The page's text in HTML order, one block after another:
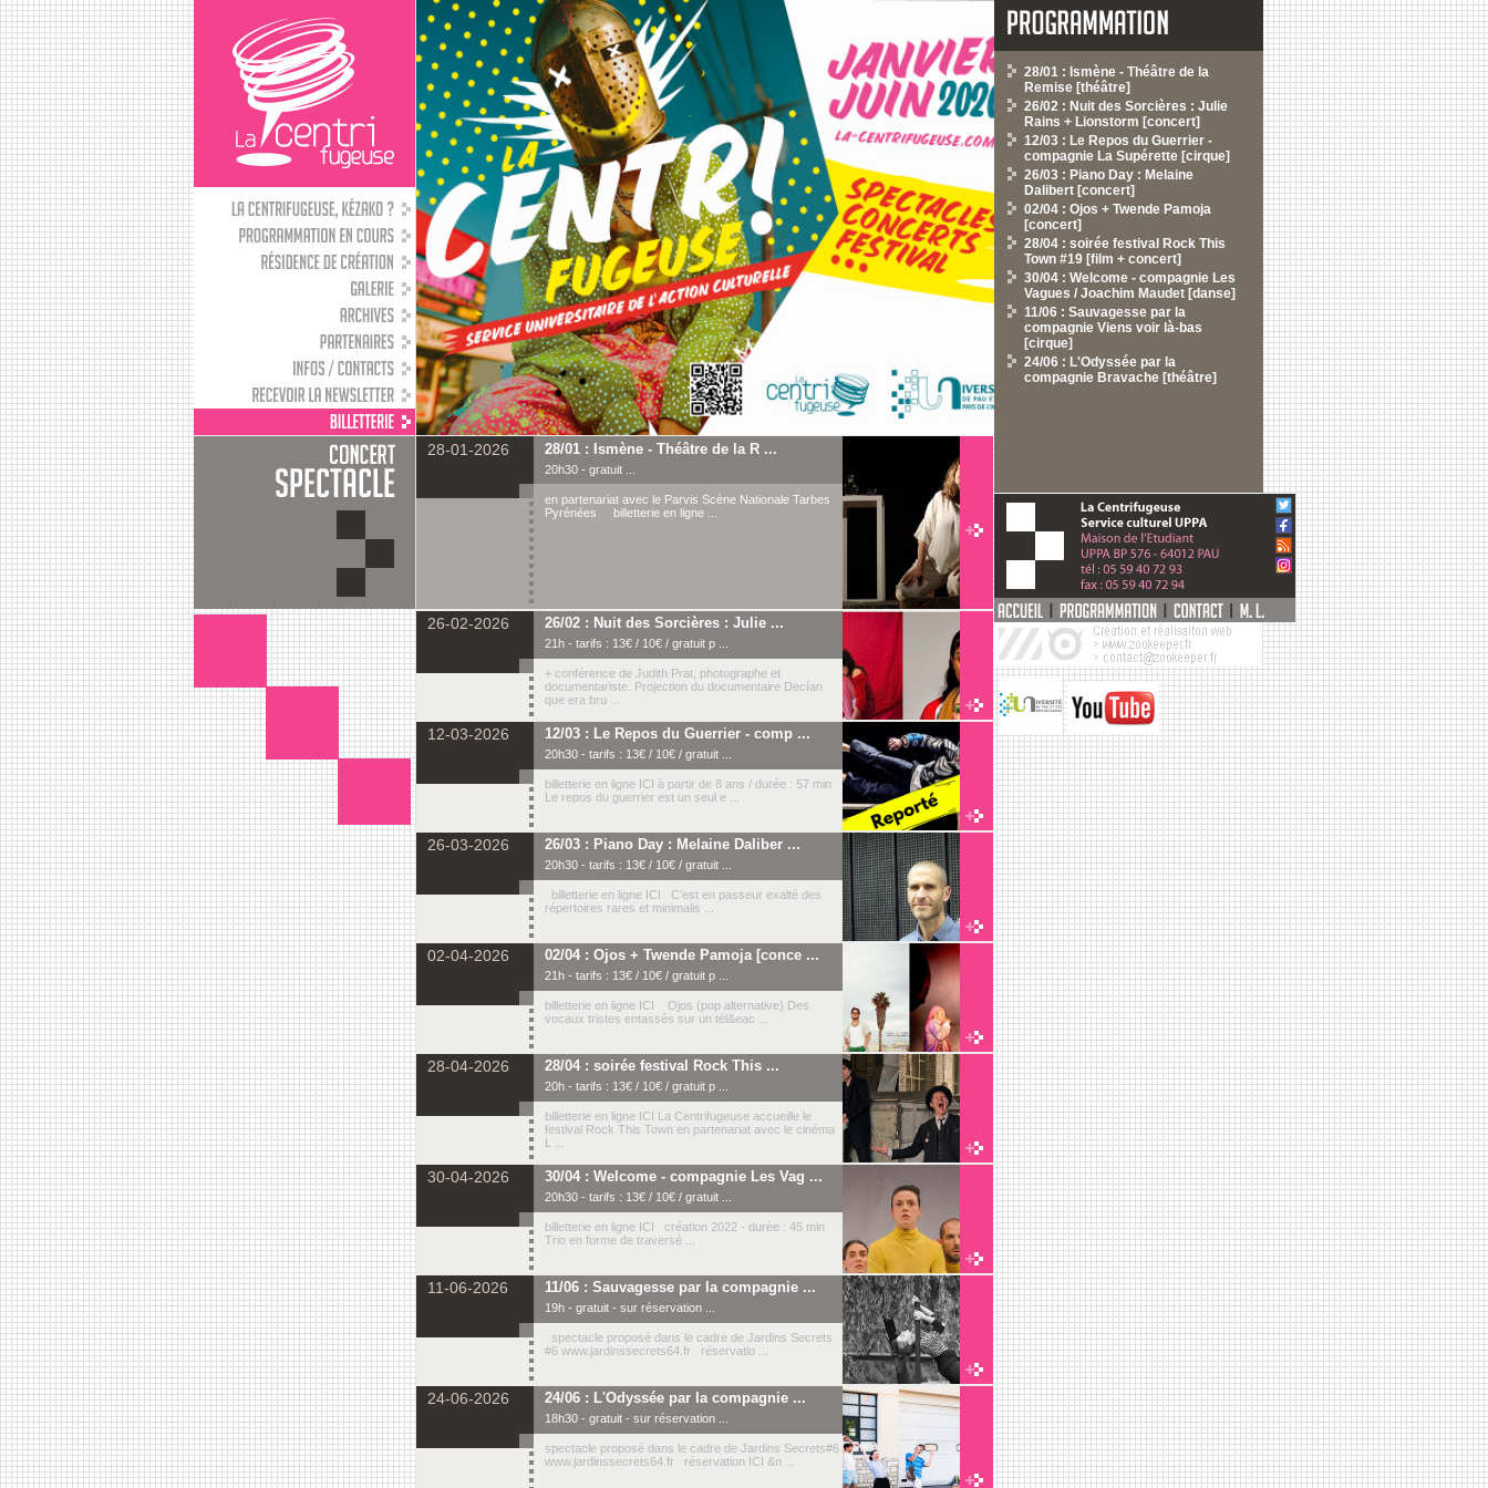
28-01-2026 28/01 : Ismène - Théâtre de la R ...
20h30 - gratuit ...
en partenariat avec le Parvis Scène Nationale Tarbes
Pyrénées billetterie en ligne ...
26-02-2026 26/02 : Nuit des Sorcières : Julie ...
21h - tarifs : 13€ / 10€ / gratuit p ...
+ conférence de Judith Prat, photographe et
documentariste. Projection du documentaire Decían
que era bru ...
12-03-2026 12/03 : Le Repos du Guerrier - comp ...
20h30 - tarifs : 13€ / 10€ / gratuit ...
billetterie en ligne ICI à partir de 8 ans / durée : 57 min
Le repos du guerrier est un seul e ...
26-03-2026 26/03 : Piano Day : Melaine Daliber ...
20h30 - tarifs : 13€ / 10€ / gratuit ...
billetterie en ligne ICI C’est en passeur exalté des
répertoires rares et minimalis ...
02-04-2026 02/04 : Ojos + Twende Pamoja [conce ...
21h - tarifs : 13€ / 10€ / gratuit p ...
billetterie en ligne ICI Ojos (pop alternative) Des
vocaux tristes entassés sur un tél&eac ...
28-04-2026 28/04 : soirée festival Rock This ...
20h - tarifs : 13€ / 10€ / gratuit p ...
billetterie en ligne ICI La Centrifugeuse accueille le
festival Rock This Town en partenariat avec le cinéma
L ...
30-04-2026 30/04 : Welcome - compagnie Les Vag ...
20h30 - tarifs : 13€ / 10€ / gratuit ...
billetterie en ligne ICI création 2022 - durée : 45 min
Trio en forme de traversé ...
11-06-2026 11/06 : Sauvagesse par la compagnie ...
19h - gratuit - sur réservation ...
spectacle proposé dans le cadre de Jardins Secrets
#6 www.jardinssecrets64.fr réservatio ...
24-06-2026 24/06 : L'Odyssée par la compagnie ...
18h30 - gratuit - sur réservation ...
spectacle proposé dans le cadre de Jardins Secrets#6
www.jardinssecrets64.fr réservation ICI &n ...
28/01 : Ismène - Théâtre de la
Remise [théâtre]
26/02 : Nuit des Sorcières : Julie
Rains + Lionstorm [concert]
12/03 : Le Repos du Guerrier -
compagnie La Supérette [cirque]
26/03 : Piano Day : Melaine
Dalibert [concert]
02/04 : Ojos + Twende Pamoja
[concert]
28/04 : soirée festival Rock This
Town #19 [film + concert]
30/04 : Welcome - compagnie Les
Vagues / Joachim Maudet [danse]
11/06 : Sauvagesse par la
compagnie Viens voir là-bas
[cirque]
24/06 : L'Odyssée par la
compagnie Bravache [théâtre]